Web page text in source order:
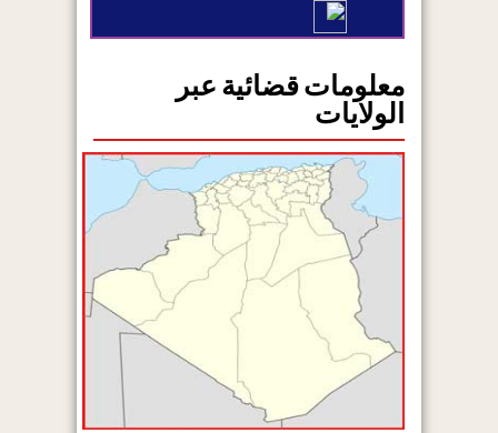
معلومات قضائية عبر
الولايات